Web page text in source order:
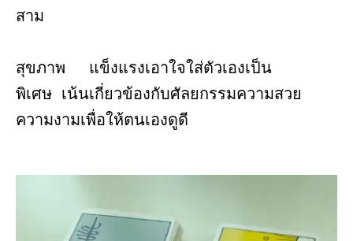
สาม
สุขภาพ แข็งแรงเอาใจใส่ตัวเองเป็น
พิเศษ เน้นเกี่ยวข้องกับศัลยกรรมความสวย
ความงามเพื่อให้ตนเองดูดี